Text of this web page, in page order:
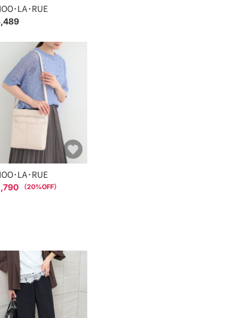
･LA･RUE
･LA･RUE
（20%OFF）